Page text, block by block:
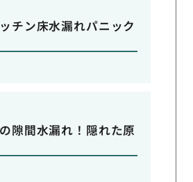
チン床水漏れパニック
隙間水漏れ！隠れた原